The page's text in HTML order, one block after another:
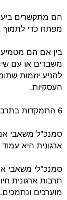
הם מתקשרים
מפתח כדי לתמוך
בין אם הם
משברים או עם
להניע יוזמות
העסקיות.
6 התמקדות בתרבות והכלה:
סמנכ"ל משאבי
ארגונית היא
סמנכ"לי משאבי
תרבות ארגונית
מוערכים ונתמכים.